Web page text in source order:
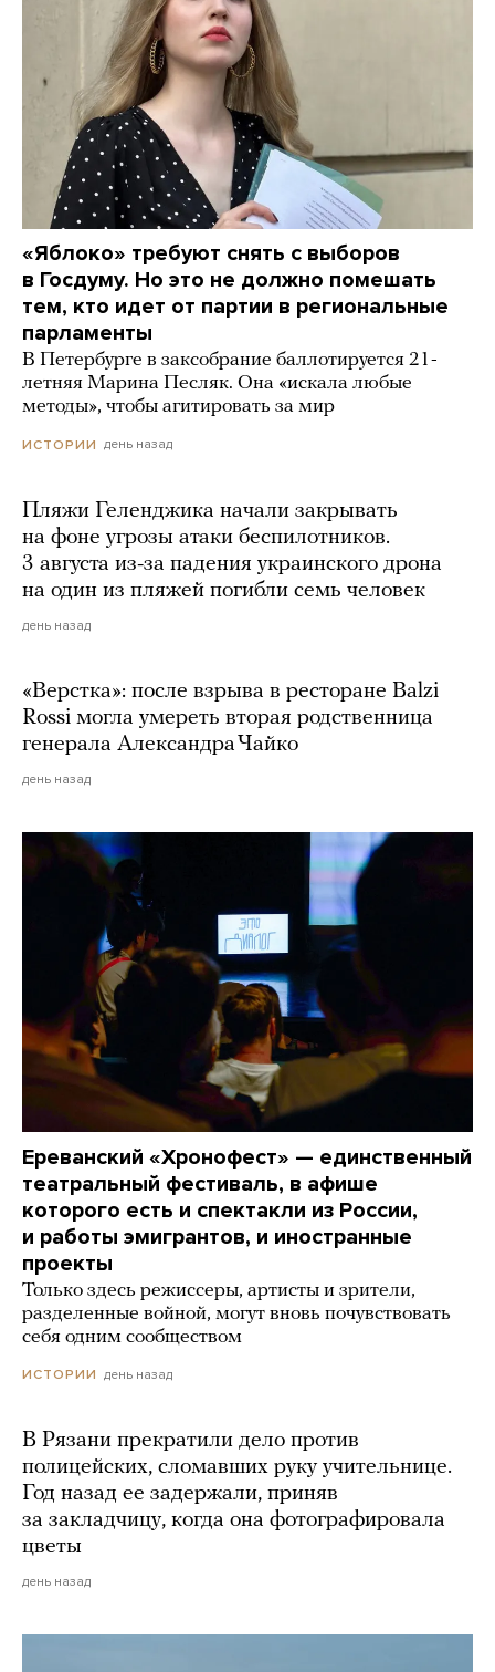
«Яблоко» требуют снять с выборов
в Госдуму. Но это не должно помешать
тем, кто идет от партии в региональные
парламенты
В Петербурге в заксобрание баллотируется 21-
летняя Марина Песляк. Она «искала любые
методы», чтобы агитировать за мир
ИСТОРИИ день назад
Пляжи Геленджика начали закрывать
на фоне угрозы атаки беспилотников.
3 августа из-за падения украинского дрона
на один из пляжей погибли семь человек
день назад
«Верстка»: после взрыва в ресторане Balzi
Rossi могла умереть вторая родственница
генерала Александра Чайко
день назад
Ереванский «Хронофест» — единственный
театральный фестиваль, в афише
которого есть и спектакли из России,
и работы эмигрантов, и иностранные
проекты
Только здесь режиссеры, артисты и зрители,
разделенные войной, могут вновь почувствовать
себя одним сообществом
ИСТОРИИ день назад
В Рязани прекратили дело против
полицейских, сломавших руку учительнице.
Год назад ее задержали, приняв
за закладчицу, когда она фотографировала
цветы
день назад